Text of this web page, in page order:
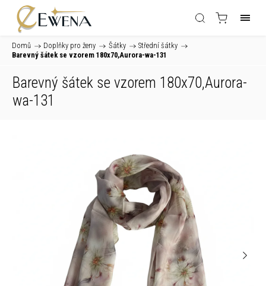
Domů / Doplňky pro ženy / Šátky / Střední šátky /
Barevný šátek se vzorem 180x70,Aurora-wa-131
Barevný šátek se vzorem 180x70,Aurora-
wa-131